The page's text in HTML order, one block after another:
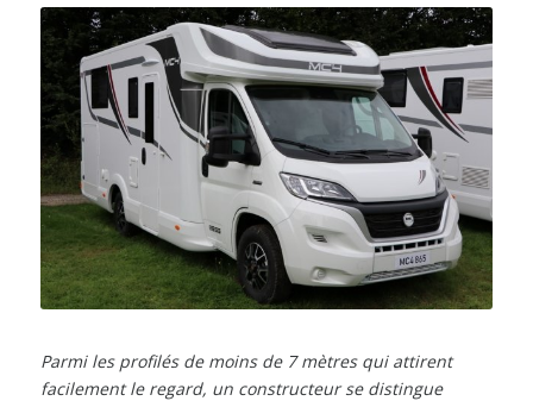
Parmi les profilés de moins de 7 mètres qui attirent
facilement le regard, un constructeur se distingue